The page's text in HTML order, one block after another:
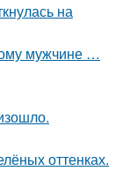
на
мужчине …
оттенках.